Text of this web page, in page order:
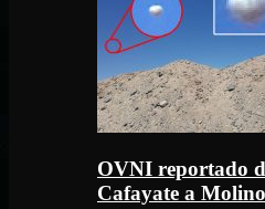
OVNI reportado
Cafayate a